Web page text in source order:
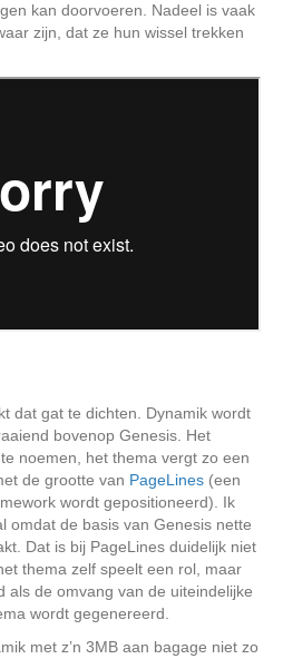
kan doorvoeren. Nadeel is vaak
zijn, dat ze hun wissel trekken
dat gat te dichten. Dynamik wordt
bovenop Genesis. Het
noemen, het thema vergt zo een
de grootte van PageLines (een
wordt gepositioneerd). Ik
omdat de basis van Genesis nette
Dat is bij PageLines duidelijk niet
thema zelf speelt een rol, maar
als de omvang van de uiteindelijke
wordt gegenereerd.
met z’n 3MB aan bagage niet zo